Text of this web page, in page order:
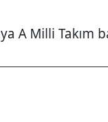
A Milli Takım